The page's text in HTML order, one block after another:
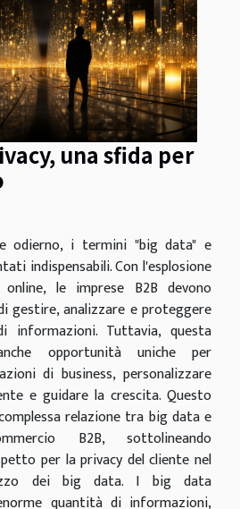
una sfida per
odierno, i termini "big data" e
indispensabili. Con l'esplosione
le imprese B2B devono
gestire, analizzare e proteggere
informazioni. Tuttavia, questa
opportunità uniche per
di business, personalizzare
e guidare la crescita. Questo
relazione tra big data e
B2B, sottolineando
per la privacy del cliente nel
dei big data. I big data
quantità di informazioni,